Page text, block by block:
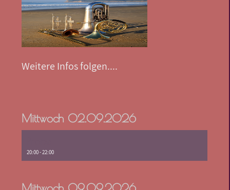
Weitere Infos folgen....
Mittwoch 02.09.2026
20:00 - 22:00